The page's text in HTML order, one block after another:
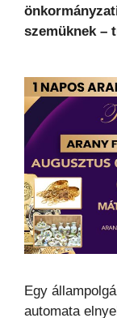
szemüknek –
Egy
automata